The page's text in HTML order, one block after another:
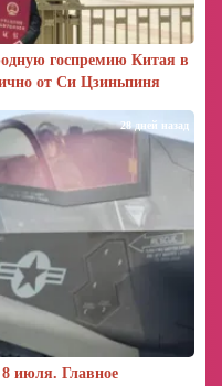
госпремию Китая в
от Си Цзиньпиня
июля. Главное
28 дней назад